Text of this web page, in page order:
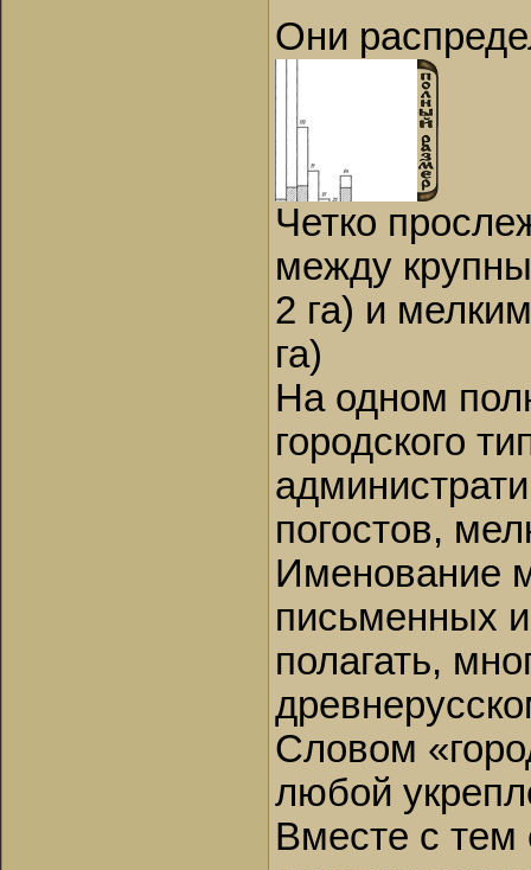
Они
Четко
между
2 га) и
га)
На одном
городского
погостов,
Именование
письменных
полагать,
Словом
любой
Вместе с тем